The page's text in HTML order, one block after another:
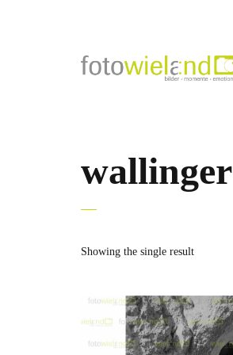
wallinger
Showing the single result